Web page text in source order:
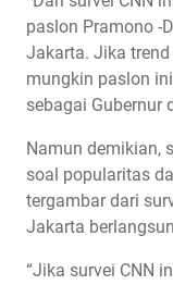
paslon Pramono -
Jakarta. Jika
mungkin paslon
sebagai Gubernur
Namun demikian,
soal popularitas
tergambar dari
Jakarta
“Jika survei CNN